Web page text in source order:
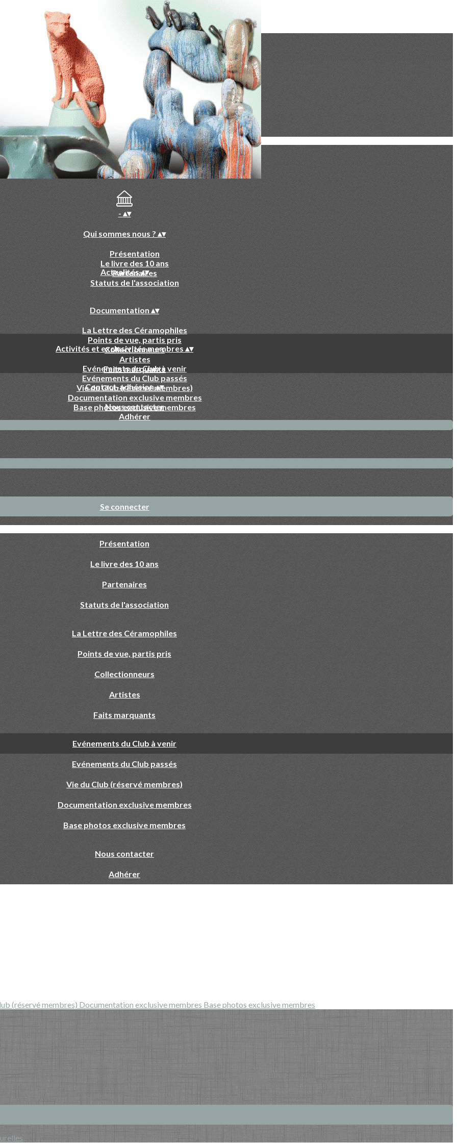
- ▴▾
Qui sommes nous ? ▴▾
Présentation
Le livre des 10 ans
Partenaires
Statuts de l'association
Actualités▴▾
Documentation ▴▾
La Lettre des Céramophiles
Points de vue, partis pris
Collectionneurs
Artistes
Faits marquants
Activités et exclusivités membres ▴▾
Evénements du Club à venir
Evénements du Club passés
Vie du Club (réservé membres)
Documentation exclusive membres
Base photos exclusive membres
Contact-adhésion▴▾
Nous contacter
Adhérer
Se connecter
Présentation
Le livre des 10 ans
Partenaires
Statuts de l'association
La Lettre des Céramophiles
Points de vue, partis pris
Collectionneurs
Artistes
Faits marquants
Evénements du Club à venir
Evénements du Club passés
Vie du Club (réservé membres)
Documentation exclusive membres
Base photos exclusive membres
Nous contacter
Adhérer
(réservé membres) Documentation exclusive membres Base photos exclusive membres